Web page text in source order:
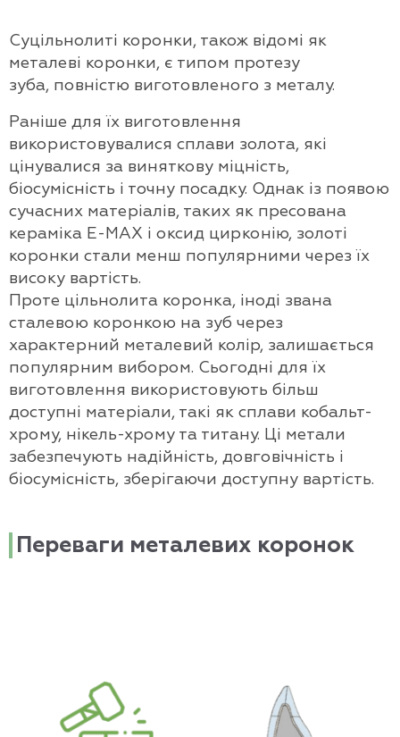
Суцільнолиті коронки, також відомі як
металеві коронки, є типом протезу
зуба, повністю виготовленого з металу.
Раніше для їх виготовлення
використовувалися сплави золота, які
цінувалися за виняткову міцність,
біосумісність і точну посадку. Однак із появою
сучасних матеріалів, таких як пресована
кераміка E-MAX і оксид цирконію, золоті
коронки стали менш популярними через їх
високу вартість.
Проте цільнолита коронка, іноді звана
сталевою коронкою на зуб через
характерний металевий колір, залишається
популярним вибором. Сьогодні для їх
виготовлення використовують більш
доступні матеріали, такі як сплави кобальт-
хрому, нікель-хрому та титану. Ці метали
забезпечують надійність, довговічність і
біосумісність, зберігаючи доступну вартість.
Переваги металевих коронок